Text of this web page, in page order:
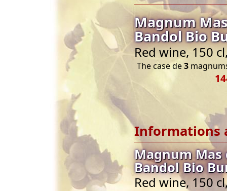
Magnum
Bandol Bio
Red wine, 150
The case de3
Informations
Magnum Mas
Bandol Bio
Red wine, 150